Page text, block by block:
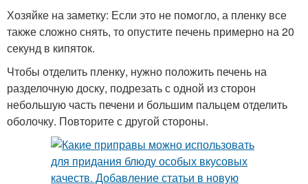
Хозяйке на заметку: Если это не помогло, а пленку все
также сложно снять, то опустите печень примерно на 20
секунд в кипяток.
Чтобы отделить пленку, нужно положить печень на
разделочную доску, подрезать с одной из сторон
небольшую часть печени и большим пальцем отделить
оболочку. Повторите с другой стороны.